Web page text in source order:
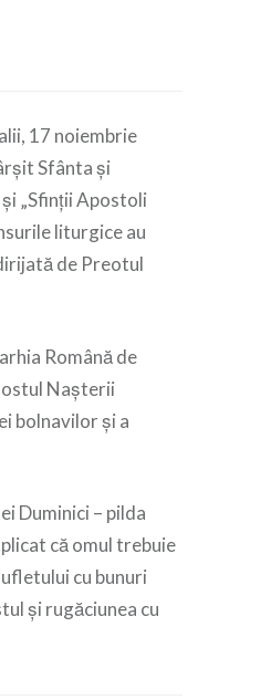
17 noiembrie
Sfânta și
„Sfinții Apostoli
liturgice au
de Preotul
Română de
Nașterii
bolnavilor și a
Duminici – pilda
că omul trebuie
cu bunuri
și rugăciunea cu